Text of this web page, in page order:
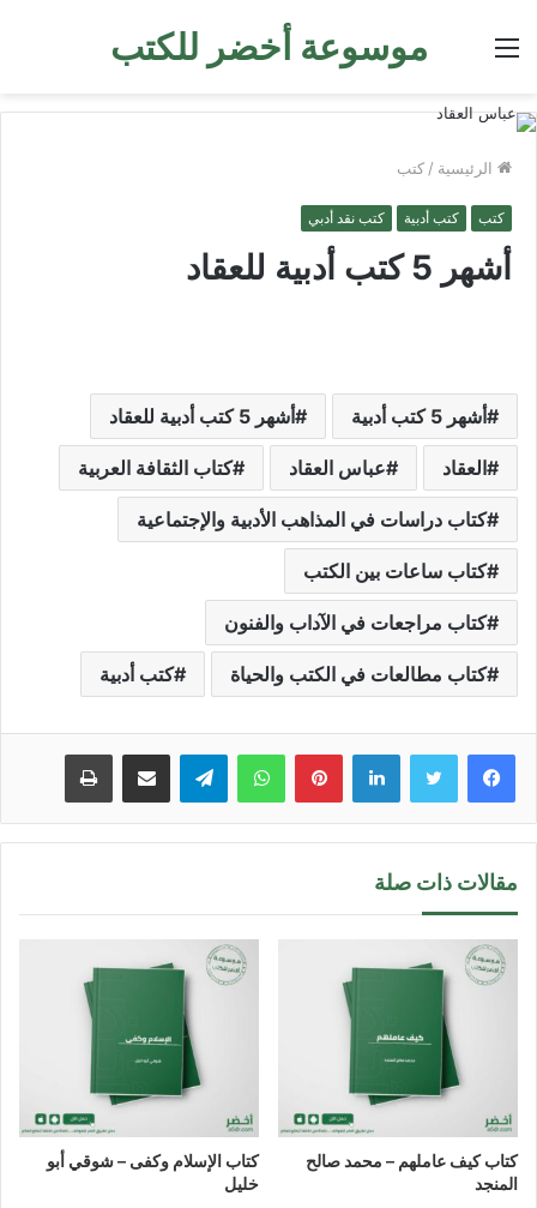
موسوعة أخضر للكتب القائمة
الرئيسية / كتب
كتب كتب أدبية كتب نقد أدبي
أشهر 5 كتب أدبية للعقاد
أشهر 5 كتب أدبية أشهر 5 كتب أدبية للعقاد
العقاد عباس العقاد كتاب الثقافة العربية
كتاب دراسات في المذاهب الأدبية والإجتماعية
كتاب ساعات بين الكتب
كتاب مراجعات في الآداب والفنون
كتاب مطالعات في الكتب والحياة كتب أدبية
لينكدإن بينتيريستواتساب تيلقرام مشاركة عبر البريد طباعة
مقالات ذات صلة
كتاب كيف عاملهم – محمد صالح
المنجد
كتاب الإسلام وكفى – شوقي أبو
خليل